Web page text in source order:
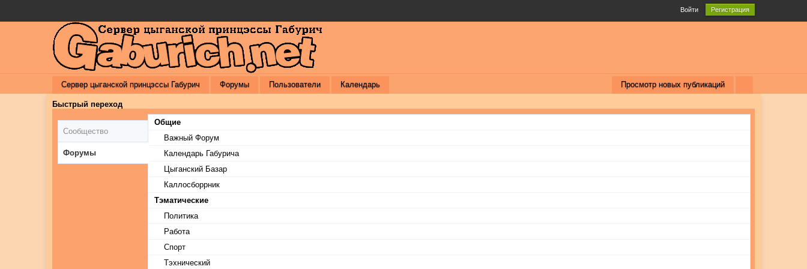
Войти Регистрация
Просмотр новых публикаций
Сервер цыганской принцэссы Габурич Форумы Пользователи Календарь
Быстрый переход
Сообщество
Форумы
Общие
Важный Форум
Календарь Габурича
Цыганский Базар
Каллосборрник
Тэматические
Политика
Работа
Спорт
Тэхнический